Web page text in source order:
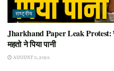
राष्ट्रीय
Jharkhand Paper Leak Protest:
महतो ने पिया पानी
AUGUST 5, 2026